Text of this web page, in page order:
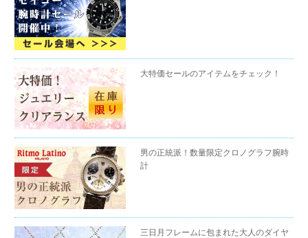
大特価セールのアイテムをチェック！
男の正統派！数量限定クロノグラフ腕時
計
三日月フレームに包まれた大人のダイヤ